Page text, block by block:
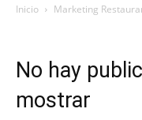
Inicio Marketing
No hay
mostrar